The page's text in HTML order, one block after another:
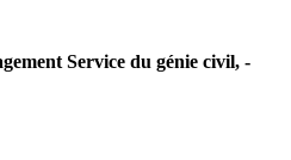
Service du génie civil, -